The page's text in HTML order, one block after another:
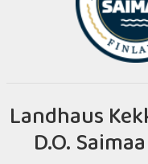
Landhaus
D.O.